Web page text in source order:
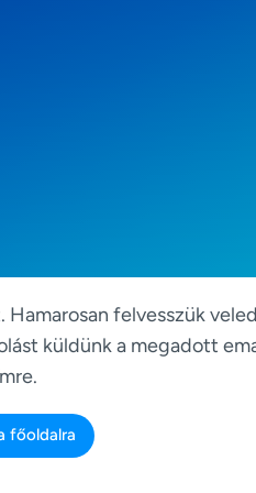
felvesszük
küldünk a megadott
főoldalra